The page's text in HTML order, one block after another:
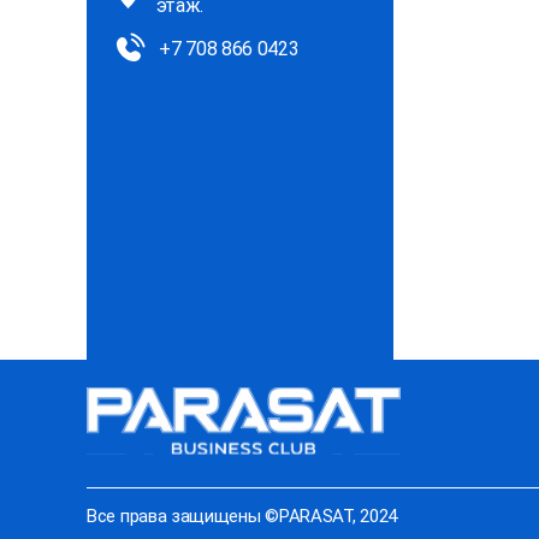
этаж.
+7 708 866 0423
Все права защищены ©PARASAT, 2024